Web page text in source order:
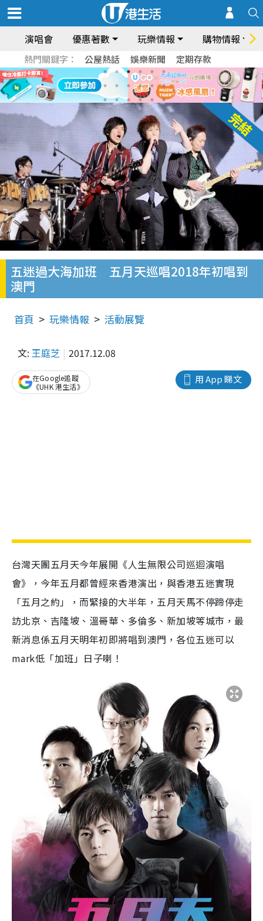
演唱會 優惠著數 玩樂情報 購物情報
熱門關鍵字： 公屋熱話 娛樂新聞 定期存款
五迷過大海加班 五月天巡唱2018年初唱到
澳門
首頁 玩樂情報 活動展覽
文: 王庭芝 2017.12.08
用 App 睇文
在Google追蹤
《UHK 港生活》
台灣天團五月天今年展開《人生無限公司巡迴演唱
會》，今年五月都曾經來香港演出，與香港五迷實現
「五月之約」，而緊接的大半年，五月天馬不停蹄停走
訪北京、吉隆坡、溫哥華、多倫多、新加坡等城市，最
新消息係五月天明年初即將唱到澳門，各位五迷可以
mark低「加班」日子喇！